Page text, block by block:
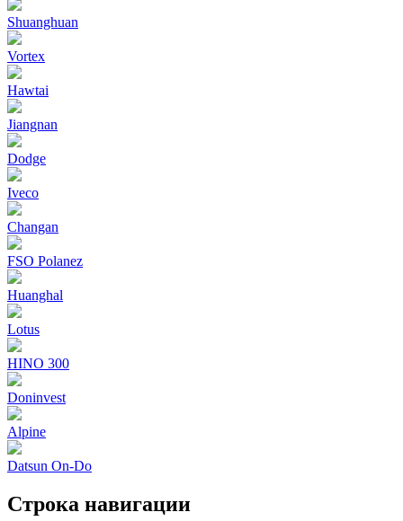
Shuanghuan
Vortex
Hawtai
Jiangnan
Dodge
Iveco
Changan
FSO Polanez
Huanghal
Lotus
HINO 300
Doninvest
Alpine
Datsun On-Do
Строка навигации